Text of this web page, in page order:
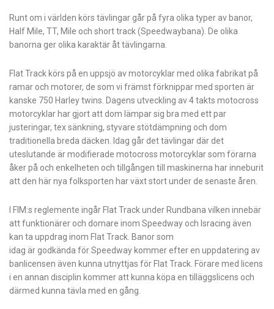
Runt om i världen körs tävlingar går på fyra olika typer av banor,
Half Mile, TT, Mile och short track (Speedwaybana). De olika
banorna ger olika karaktär åt tävlingarna.
Flat Track körs på en uppsjö av motorcyklar med olika fabrikat på
ramar och motorer, de som vi främst förknippar med sporten är
kanske 750 Harley twins. Dagens utveckling av 4 takts motocross
motorcyklar har gjort att dom lämpar sig bra med ett par
justeringar, texsänkning, styvare stötdämpning och dom
traditionella breda däcken. Idag går det tävlingar där det
uteslutande är modifierade motocross motorcyklar som förarna
åker på och enkelheten och tillgången till maskinerna har inneburit
att den här nya folksporten har växt stort under de senaste åren.
I FIM:s reglemente ingår Flat Track under Rundbana vilken innebär
att funktionärer och domare inom Speedway och Isracing även
kan ta uppdrag inom Flat Track. Banor som
idag är godkända för Speedway kommer efter en uppdatering av
banlicensen även kunna utnyttjas för Flat Track. Förare med licens
i en annan disciplin kommer att kunna köpa en tilläggslicens och
därmed kunna tävla med en gång.